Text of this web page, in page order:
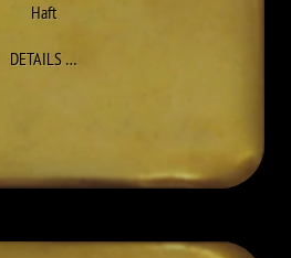
Haft
DETAILS…ZU JOSEF BADSTUBER